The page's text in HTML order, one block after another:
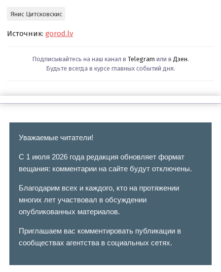
Янис Цитсковскис
Источник:gorod.lv
Подписывайтесь на наш канал в Telegram или в Дзен.
Будьте всегда в курсе главных событий дня.
Уважаемые читатели!
С 1 июля 2026 года редакция обновляет формат
вещания: комментарии на сайте будут отключены.
Благодарим всех и каждого, кто на протяжении
многих лет участвовал в обсуждении
опубликованных материалов.
Приглашаем вас комментировать публикации в
сообществах агентства в социальных сетях.